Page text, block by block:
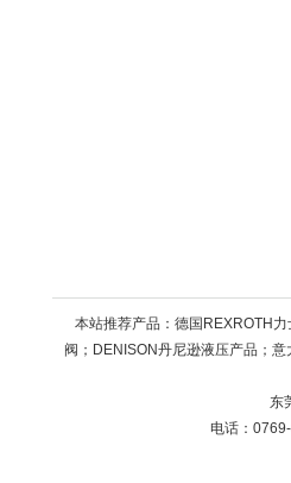
本站推荐产品： 德国REXROTH
阀；DENISON丹尼逊液压产品；
东
电话：